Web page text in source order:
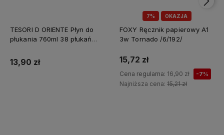
TESORI D ORIENTE Płyn do
płukania 760ml 38 płukań
13,90 zł
7% OKAZJA
FOXY Ręcznik papierowy A1
3w Tornado /6/192/
15,72 zł
Cena regularna: 16,90 zł -7%
Najniższa cena: 15,21 zł